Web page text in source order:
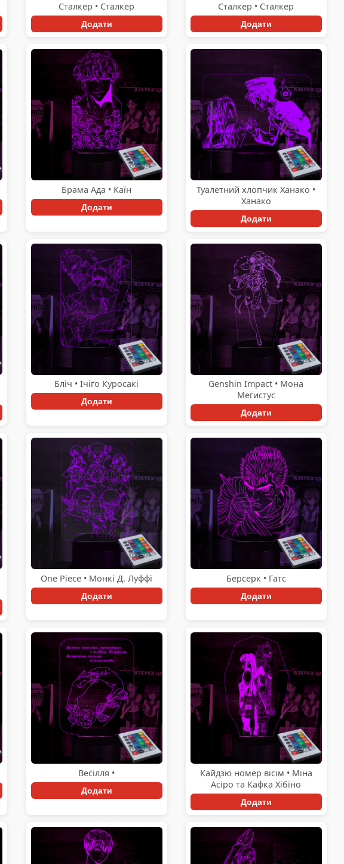
Сталкер • Сталкер
Додати
Сталкер • Сталкер
Додати
Брама Ада • Каїн
Додати
Туалетний хлопчик Ханако •
Ханако
Додати
Бліч • Ічіґо Куросакі
Додати
Genshin Impact • Мона
Мегистус
Додати
One Piece • Монкі Д. Луффі
Додати
Берсерк • Гатс
Додати
Весілля •
Додати
Кайдзю номер вісім • Міна
Асіро та Кафка Хібіно
Додати